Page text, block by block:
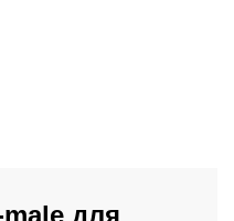
для